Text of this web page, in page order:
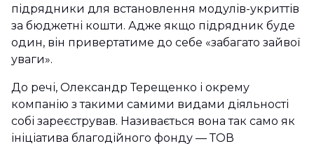
підрядники для встановлення модулів-укриттів
за бюджетні кошти. Адже якщо підрядник буде
один, він привертатиме до себе «забагато зайвої
уваги».
До речі, Олександр Терещенко і окрему
компанію з такими самими видами діяльності
собі зареєстрував. Називається вона так само як
ініціатива благодійного фонду — ТОВ